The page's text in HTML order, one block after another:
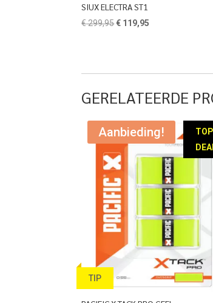
SIUX ELECTRA ST1
€299,95Oorspronkelijke
€ 119,95
GERELATEERDE
TOP
TIP
Aanbieding!